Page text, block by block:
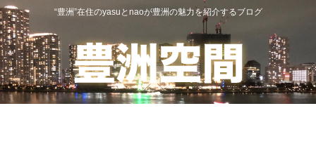
“豊洲”在住のyasuとnaoが豊洲の魅力を紹介するブログ